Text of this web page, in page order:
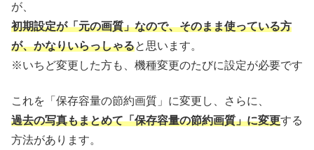
が、
初期設定が「元の画質」なので、そのまま使っている方
が、かなりいらっしゃると思います。
※いちど変更した方も、機種変更のたびに設定が必要です
これを「保存容量の節約画質」に変更し、さらに、
過去の写真もまとめて「保存容量の節約画質」に変更する
方法があります。